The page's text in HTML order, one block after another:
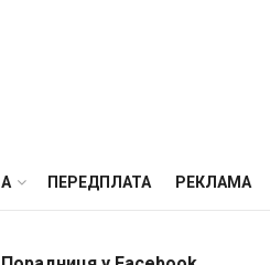
ПЕРЕДПЛАТА РЕКЛАМА